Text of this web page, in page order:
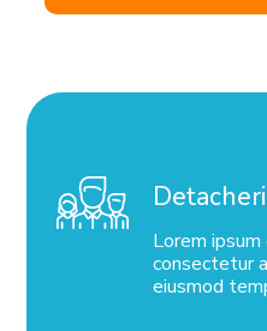
Lorem
consectetur
eiusmod